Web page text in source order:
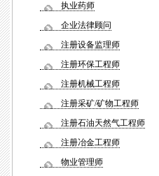
执业药师
企业法律顾问
注册设备监理师
注册环保工程师
注册机械工程师
注册采矿/矿物工程师
注册石油天然气工程师
注册冶金工程师
物业管理师